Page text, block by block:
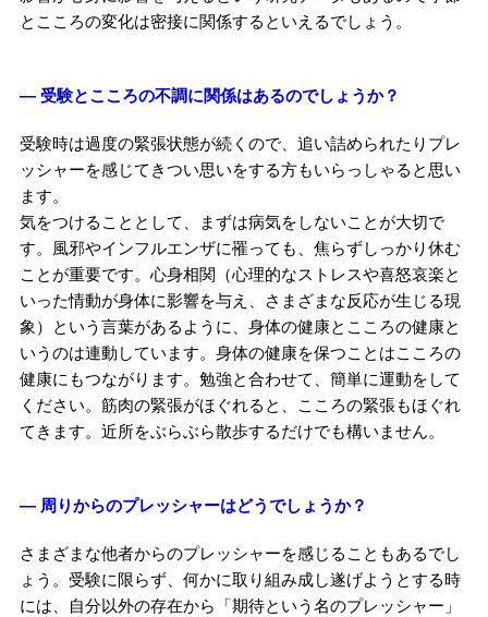
とこころの変化は密接に関係するといえるでしょう。
― 受験とこころの不調に関係はあるのでしょうか？
受験時は過度の緊張状態が続くので、追い詰められたりプレ
ッシャーを感じてきつい思いをする方もいらっしゃると思い
ます。
気をつけることとして、まずは病気をしないことが大切で
す。風邪やインフルエンザに罹っても、焦らずしっかり休む
ことが重要です。心身相関（心理的なストレスや喜怒哀楽と
いった情動が身体に影響を与え、さまざまな反応が生じる現
象）という言葉があるように、身体の健康とこころの健康と
いうのは連動しています。身体の健康を保つことはこころの
健康にもつながります。勉強と合わせて、簡単に運動をして
ください。筋肉の緊張がほぐれると、こころの緊張もほぐれ
てきます。近所をぶらぶら散歩するだけでも構いません。
― 周りからのプレッシャーはどうでしょうか？
さまざまな他者からのプレッシャーを感じることもあるでし
ょう。受験に限らず、何かに取り組み成し遂げようとする時
には、自分以外の存在から「期待という名のプレッシャー」